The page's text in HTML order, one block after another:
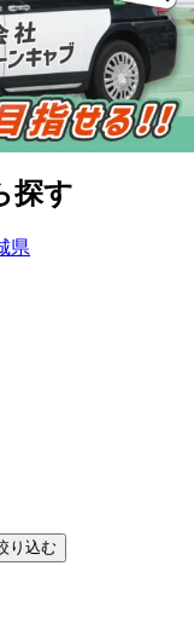
から探す
型免許大型トラッ
探す
県
り込む